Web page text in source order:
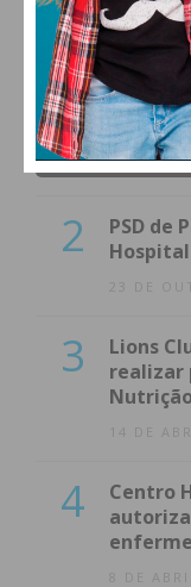
1
23 DE
2
PSD de
23 DE
3
Lions
realizar
14 DE
4
Centro
8 DE